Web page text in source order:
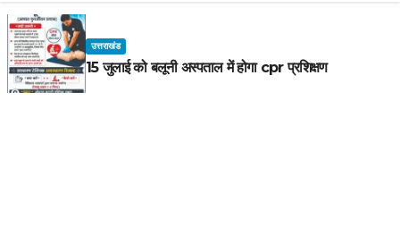
उत्तराखंड
15 जुलाई को बलूनी अस्पताल में होगा cpr प्रशिक्षण